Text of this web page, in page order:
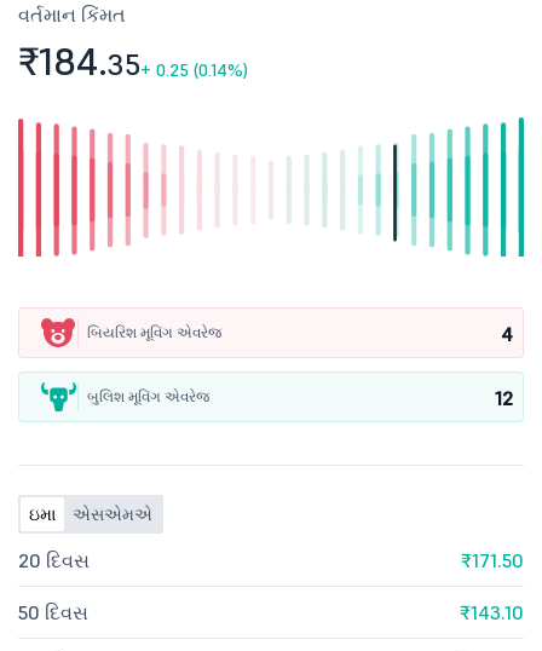
વર્તમાન કિંમત
₹184.35+ 0.25 (0.14%)
બિયરિશ મૂવિંગ એવરેજ 4
બુલિશ મૂવિંગ એવરેજ 12
ઇમા એસએમએ
20 દિવસ ₹171.50
50 દિવસ ₹143.10